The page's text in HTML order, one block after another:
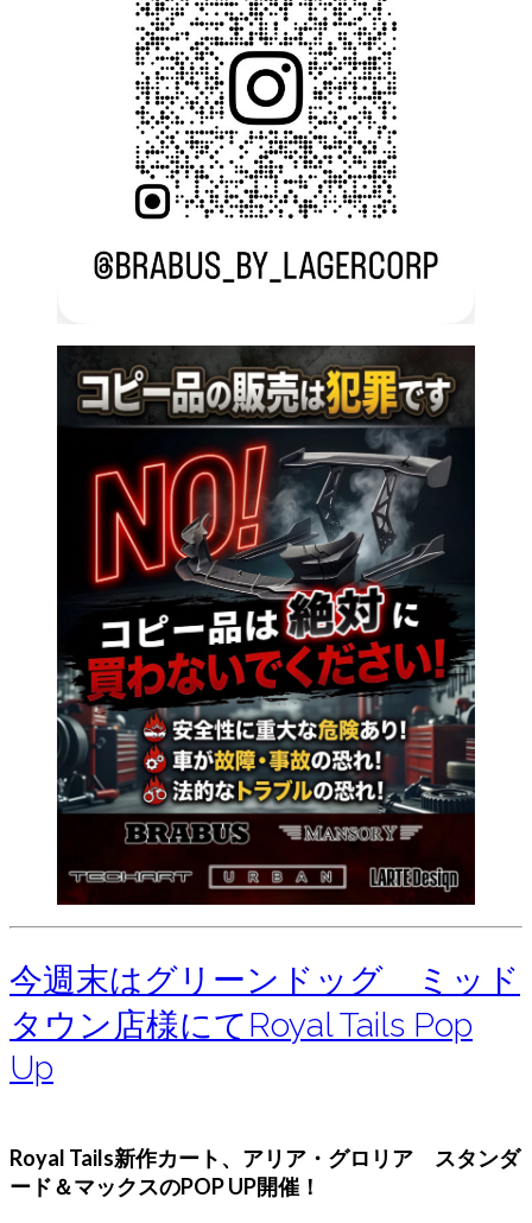
今週末はグリーンドッグ ミッド
タウン店様にてRoyal Tails Pop
Up
Royal Tails新作カート、アリア・グロリア スタンダ
ード＆マックスのPOP UP開催！